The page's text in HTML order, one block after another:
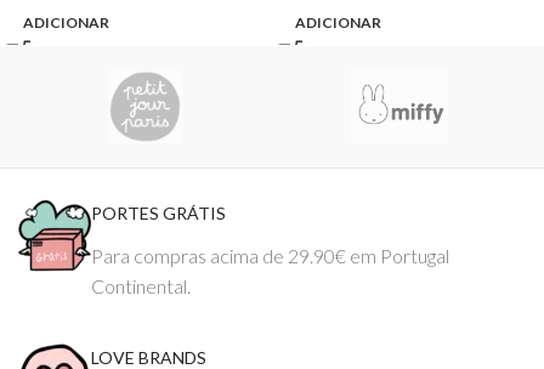
ADICIONAR ADICIONAR
PORTES GRÁTIS
Para compras acima de 29.90€ em Portugal
Continental.
LOVE BRANDS